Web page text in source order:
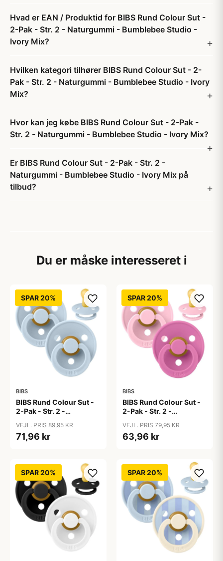
Hvad er EAN / Produktid for BIBS Rund Colour Sut -
2-Pak - Str. 2 - Naturgummi - Bumblebee Studio -
Ivory Mix?
Hvilken kategori tilhører BIBS Rund Colour Sut - 2-
Pak - Str. 2 - Naturgummi - Bumblebee Studio - Ivory
Mix?
Hvor kan jeg købe BIBS Rund Colour Sut - 2-Pak -
Str. 2 - Naturgummi - Bumblebee Studio - Ivory Mix?
Er BIBS Rund Colour Sut - 2-Pak - Str. 2 -
Naturgummi - Bumblebee Studio - Ivory Mix på
tilbud?
Du er måske interesseret i
SPAR 20%
BIBS
BIBS Rund Colour Sut -
2-Pak - Str. 2 -
Blue/Baby Blue
VEJL. PRIS 89,95 KR
71,96 kr
SPAR 20%
BIBS
BIBS Rund Colour Sut -
2-Pak - Str. 2 -
Pink/Bubblegum
VEJL. PRIS 79,95 KR
63,96 kr
SPAR 20% SPAR 20%